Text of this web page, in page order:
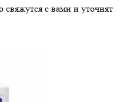
с вами и уточнят